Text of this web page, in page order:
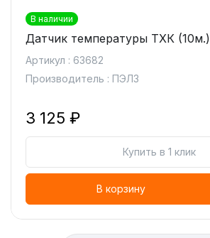
В наличии
Датчик температуры ТХК (10м.)
Артикул : 63682
Производитель : ПЭЛЗ
3 125 ₽
Купить в 1 клик
В корзину